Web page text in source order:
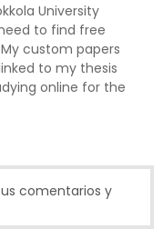
University
to find free
custom papers
to my thesis
online for the
comentarios y